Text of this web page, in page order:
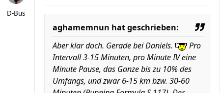
D-Bus
aghamemnun hat geschrieben:
Aber klar doch. Gerade bei Daniels.
Pro
Intervall 3-15 Minuten, pro Minute IV eine
Minute Pause, das Ganze bis zu 10% des
Umfangs, und zwar 6-15 km bzw. 30-60